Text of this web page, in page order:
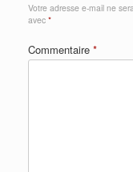
Votre adresse e-mail ne
avec *
Commentaire *